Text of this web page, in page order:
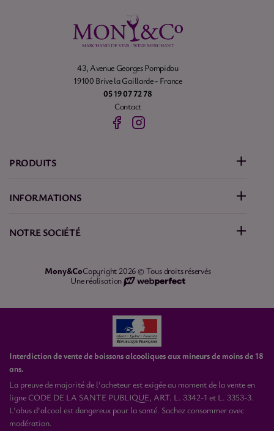
43, Avenue Georges Pompidou
19100 Brive la Gaillarde - France
05 19 07 72 78
Contact
PRODUITS
INFORMATIONS
NOTRE SOCIÉTÉ
Mony&CoCopyright 2026 © Tous droits réservés
Une réalisation
Interdiction de vente de boissons alcooliques aux mineurs de moins de 18
ans.
La preuve de majorité de l'acheteur est exigée au moment de la vente en
ligne CODE DE LA SANTE PUBLIQUE, ART. L. 3342-1 et L. 3353-3.
L'abus d'alcool est dangereux pour la santé. Sachez consommer avec
modération.